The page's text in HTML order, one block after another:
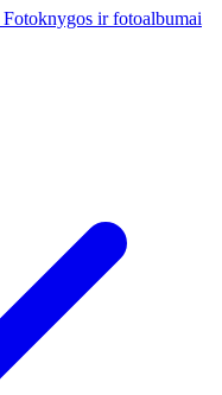
Fotoknygos ir fotoalbumai